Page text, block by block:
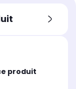
produit